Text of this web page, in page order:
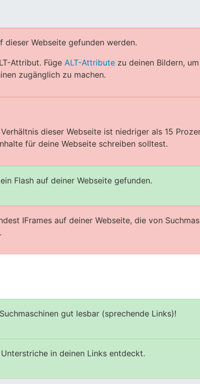
dieser Webseite gefunden werden.
Attribut. Füge ALT-Attribute zu deinen Bildern,
zugänglich zu machen.
dieser Webseite ist niedriger als 15
für deine Webseite schreiben solltest.
Flash auf deiner Webseite gefunden.
IFrames auf deiner Webseite, die von
gut lesbar (sprechende Links)!
in deinen Links entdeckt.